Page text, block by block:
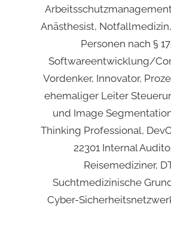
Anästhesist,
Personen nach §
Softwareentwicklung/
Vordenker, Innovator,
ehemaliger Leiter
und Image
Thinking Professional,
22301 Internal
Reisemediziner,
Suchtmedizinische
Cyber-